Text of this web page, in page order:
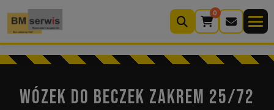
0
Wyszukiwarka
produktów
WÓZEK DO BECZEK ZAKREM 25/72